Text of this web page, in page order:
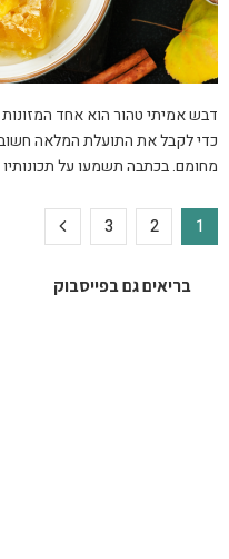
דבש אמיתי טהור הוא אחד
כדי לקבל את התועלת המלאה
מחומם. בכתבה תשמעו על
1
2
3
בריאים גם בפייסבוק